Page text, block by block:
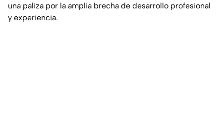
una paliza por la amplia brecha de desarrollo profesional
y experiencia.